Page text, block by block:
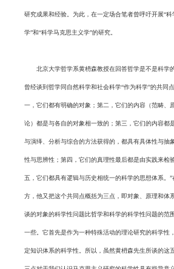
研究成果和经验。为此，在一定场合笔者曾呼吁开展“科
学”和“科学马克思主义学”的研究。
北京大学哲学系黄枬森教授在回答哲学是不是科学
曾经谈到哲学同自然科学和社会科学“作为科学”的共同
一，它们都有明确的对象；第二，它们的内容（范畴、
论）都是与各自的对象相一致的；第三，它们的内容都
与演绎、分析与综合的方法获得的，都具有具体性与抽
性与思辨性；第四，它们的真理性最后都是由实践来检
五，它们都具有逻辑与历史相统一的科学的思想体系。”
方，他又把这个共同点概括为三点，即对象、原理和体
谈的对象的科学性问题比哲学和科学的科学性问题的范
一些。它首先是作为一种特殊活动的理论研究的科学性
定知识体系的科学性。所以，虽然黄枬森先生所谈的这